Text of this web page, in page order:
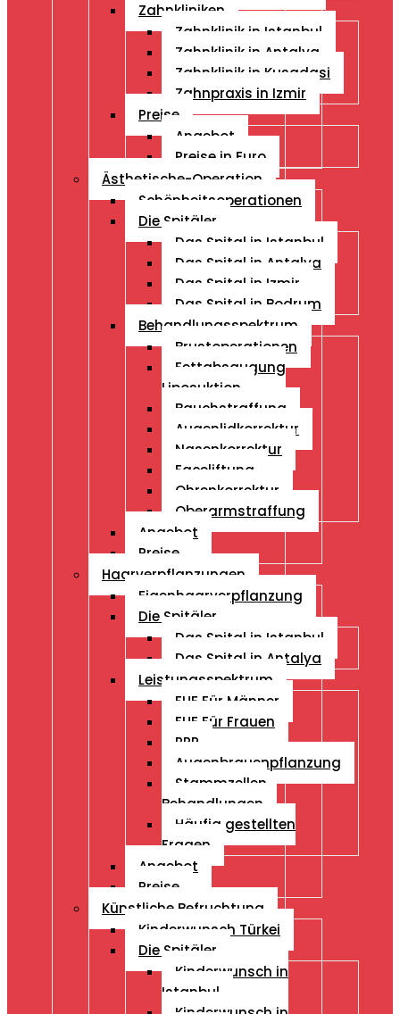
Zahnkliniken
Zahnklinik in Istanbul
Zahnklinik in Antalya
Zahnklinik in Kusadasi
Zahnpraxis in Izmir
Preise
Angebot
Preise in Euro
Ästhetische-Operation
Schönheitsoperationen
Die Spitäler
Das Spital in Istanbul
Das Spital in Antalya
Das Spital in Izmir
Das Spital in Bodrum
Behandlungsspektrum
Brustoperationen
Fettabsaugung
Liposuktion
Bauchstraffung
Augenlidkorrektur
Nasenkorrektur
Faceliftung
Ohrenkorrektur
Oberarmstraffung
Angebot
Preise
Haarverpflanzungen
Eigenhaarverpflanzung
Die Spitäler
Das Spital in Istanbul
Das Spital in Antalya
Leistungsspektrum
FUE Für Männer
FUE Für Frauen
PRP
Augenbrauenpflanzung
Stammzellen
Behandlungen
Häufig gestellten
Fragen
Angebot
Preise
Künstliche Befruchtung
Kinderwunsch Türkei
Die Spitäler
Kinderwunsch in
Istanbul